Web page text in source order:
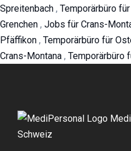
Spreitenbach , Temporärbüro
Grenchen , Jobs für Crans-
Pfäffikon , Temporärbüro für
Crans-Montana , Temporärbüro